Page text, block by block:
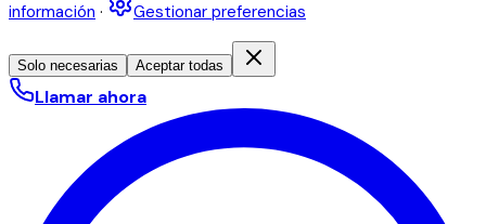
información · Gestionar preferencias
Solo necesarias Aceptar todas
Llamar ahora